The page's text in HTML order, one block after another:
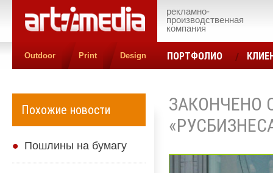
рекламно-
производственная
компания
Outdoor Print Design ПОРТФОЛИО
Похожие новости
Пошлины на бумагу
ЗАКОНЧЕНО